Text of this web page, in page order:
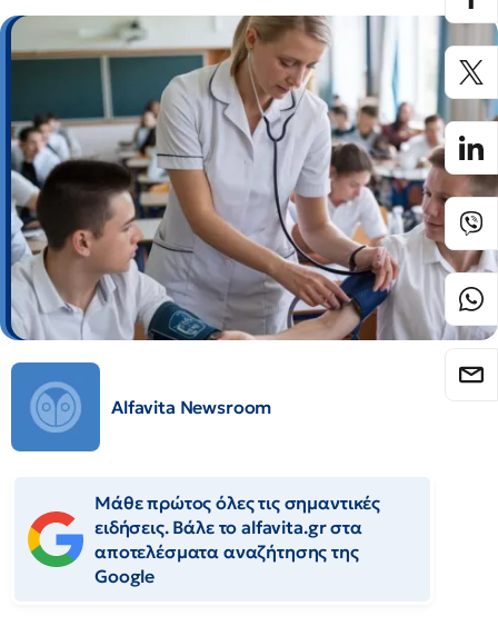
Alfavita Newsroom
Μάθε πρώτος όλες τις σημαντικές
ειδήσεις. Βάλε το alfavita.gr στα
αποτελέσματα αναζήτησης της
Google